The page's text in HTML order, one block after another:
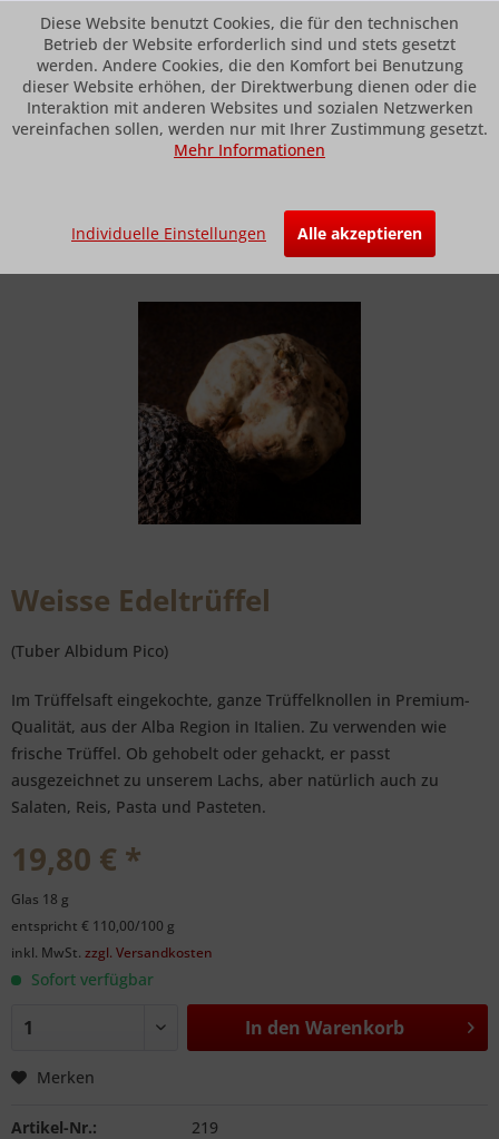
Menü
Weisse Edeltrüffel
Weisse Edeltrüffel
(Tuber Albidum Pico)
Im Trüffelsaft eingekochte, ganze Trüffelknollen in Premium-
Qualität, aus der Alba Region in Italien. Zu verwenden wie
frische Trüffel. Ob gehobelt oder gehackt, er passt
ausgezeichnet zu unserem Lachs, aber natürlich auch zu
Salaten, Reis, Pasta und Pasteten.
19,80 € *
Glas 18 g
entspricht € 110,00/100 g
inkl. MwSt. zzgl. Versandkosten
Sofort verfügbar
In den Warenkorb
Merken
Artikel-Nr.: 219
Diese Website benutzt Cookies, die für den technischen
Betrieb der Website erforderlich sind und stets gesetzt
werden. Andere Cookies, die den Komfort bei Benutzung
dieser Website erhöhen, der Direktwerbung dienen oder die
Interaktion mit anderen Websites und sozialen Netzwerken
vereinfachen sollen, werden nur mit Ihrer Zustimmung gesetzt.
Mehr Informationen
Individuelle Einstellungen Alle akzeptieren